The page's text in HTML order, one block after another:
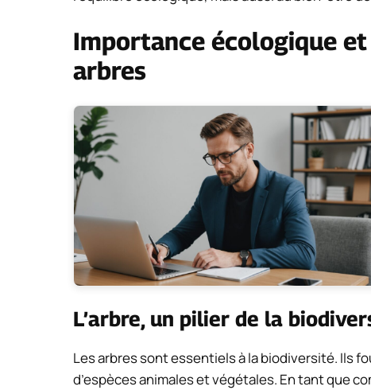
Importance écologique
arbres
L’arbre, un pilier de la
Les arbres sont essentiels à la biodiversité. Ils
d’espèces animales et végétales. En tant que